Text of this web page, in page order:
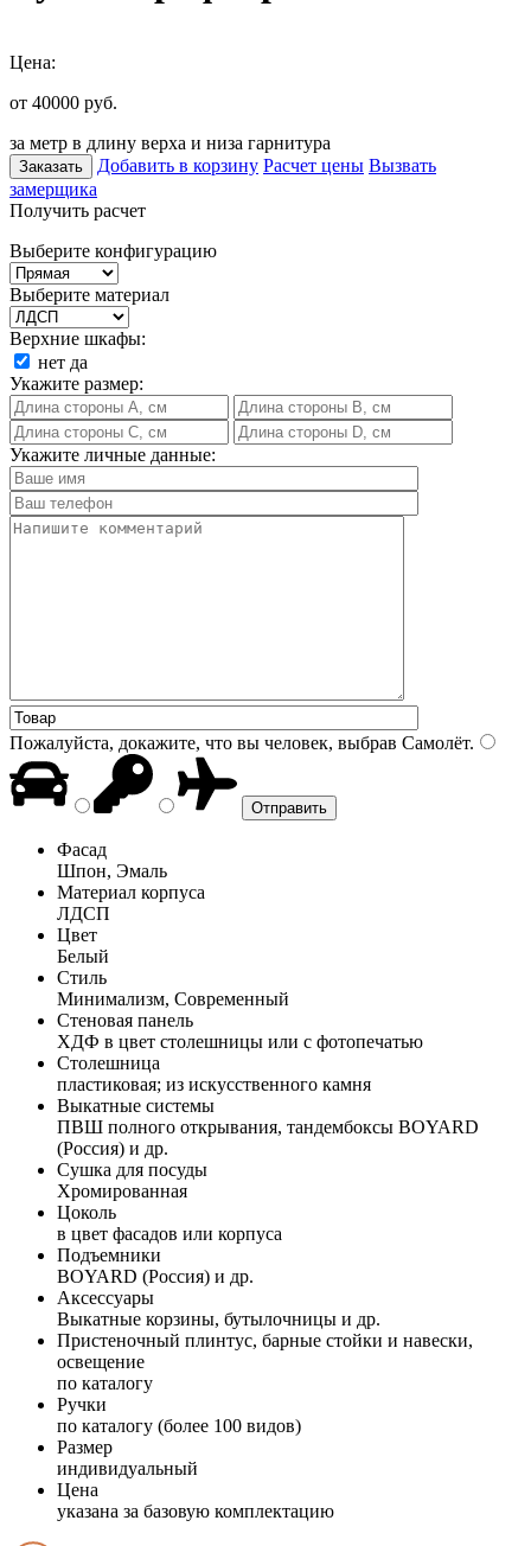
Цена:
от 40000 руб.
за метр в длину верха и низа гарнитура
Заказать Добавить в корзину Расчет цены Вызвать
замерщика
Получить расчет
Выберите конфигурацию
Выберите материал
Верхние шкафы:
нет да
Укажите размер:
Укажите личные данные:
Пожалуйста, докажите, что вы человек, выбрав Самолёт.
Фасад
Шпон, Эмаль
Материал корпуса
ЛДСП
Цвет
Белый
Стиль
Минимализм, Современный
Стеновая панель
ХДФ в цвет столешницы или с фотопечатью
Столешница
пластиковая; из искусственного камня
Выкатные системы
ПВШ полного открывания, тандембоксы BOYARD
(Россия) и др.
Сушка для посуды
Хромированная
Цоколь
в цвет фасадов или корпуса
Подъемники
BOYARD (Россия) и др.
Аксессуары
Выкатные корзины, бутылочницы и др.
Пристеночный плинтус, барные стойки и навески,
освещение
по каталогу
Ручки
по каталогу (более 100 видов)
Размер
индивидуальный
Цена
указана за базовую комплектацию